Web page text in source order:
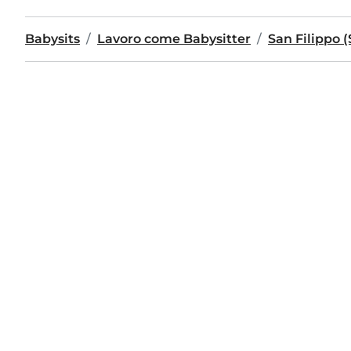
Babysits Lavoro come Babysitter San Filippo